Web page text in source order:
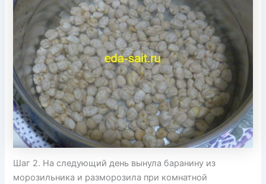
Шаг 2. На следующий день вынула баранину из
морозильника и разморозила при комнатной